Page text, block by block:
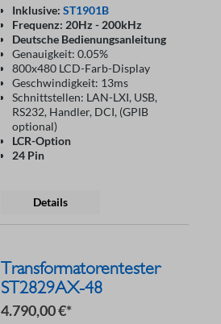
Inklusive: ST1901B
Frequenz: 20Hz - 200kHz
Deutsche Bedienungsanleitung
Genauigkeit: 0.05%
800x480 LCD-Farb-Display
Geschwindigkeit: 13ms
Schnittstellen: LAN-LXI, USB,
RS232, Handler, DCI, (GPIB
optional)
LCR-Option
24 Pin
Details
Transformatorentester
ST2829AX-48
4.790,00 €*